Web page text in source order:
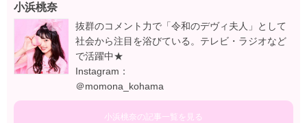
小浜桃奈
抜群のコメント力で「令和のデヴィ夫人」として
社会から注目を浴びている。テレビ・ラジオなど
で活躍中★
Instagram：
＠momona_kohama
小浜桃奈の記事一覧を見る